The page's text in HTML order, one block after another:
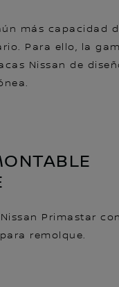
más capacidad
Para ello, la
Nissan de
Primastar con
remolque.